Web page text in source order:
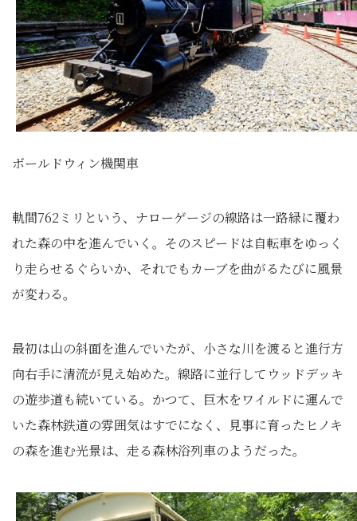
ボールドウィン機関車
軌間762ミリという、ナローゲージの線路は一路緑に覆わ
れた森の中を進んでいく。そのスピードは自転車をゆっく
り走らせるぐらいか、それでもカーブを曲がるたびに風景
が変わる。
最初は山の斜面を進んでいたが、小さな川を渡ると進行方
向右手に清流が見え始めた。線路に並行してウッドデッキ
の遊歩道も続いている。かつて、巨木をワイルドに運んで
いた森林鉄道の雰囲気はすでになく、見事に育ったヒノキ
の森を進む光景は、走る森林浴列車のようだった。